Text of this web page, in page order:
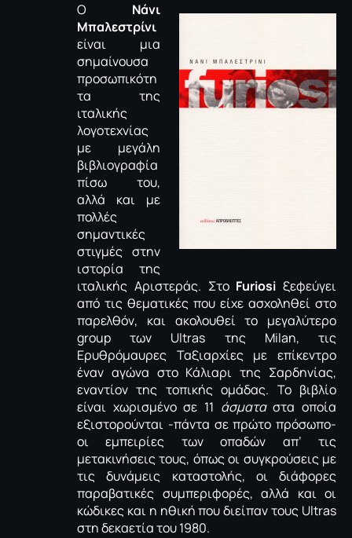
Ο Νάνι
Μπαλεστρίνι
είναι μια
σημαίνουσα
προσωπικότη
τα της
ιταλικής
λογοτεχνίας
με μεγάλη
βιβλιογραφία
πίσω του,
αλλά και με
πολλές
σημαντικές
στιγμές στην
ιστορία της
ιταλικής Αριστεράς. Στο Furiosi ξεφεύγει
από τις θεματικές που είχε ασχοληθεί στο
παρελθόν, και ακολουθεί το μεγαλύτερο
group των Ultras της Milan, τις
Ερυθρόμαυρες Ταξιαρχίες με επίκεντρο
έναν αγώνα στο Κάλιαρι της Σαρδηνίας,
εναντίον της τοπικής ομάδας. Το βιβλίο
είναι χωρισμένο σε 11 άσματαστα οποία
εξιστορούνται -πάντα σε πρώτο πρόσωπο-
οι εμπειρίες των οπαδών απ’ τις
μετακινήσεις τους, όπως οι συγκρούσεις με
τις δυνάμεις καταστολής, οι διάφορες
παραβατικές συμπεριφορές, αλλά και οι
κώδικες και η ηθική που διείπαν τους Ultras
στη δεκαετία του 1980.